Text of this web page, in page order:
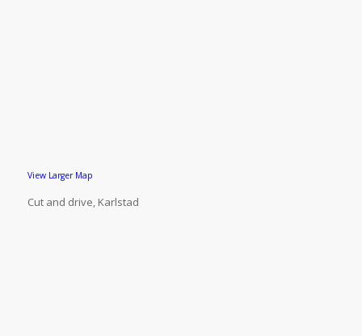
View Larger Map
Cut and drive, Karlstad